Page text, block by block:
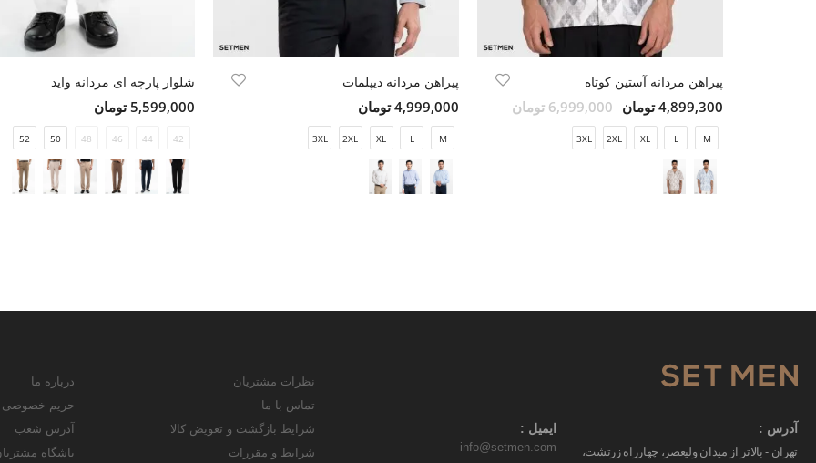
پیراهن مردانه آستین کوتاه
4,899,300 تومان 6,999,000 تومان
M
L
XL
2XL
3XL
پیراهن مردانه دیپلمات
4,999,000 تومان
M
L
XL
2XL
3XL
شلوار پارچه ای مردانه واید
5,599,000 تومان
42
44
46
48
50
52
آدرس :
تهران - بالاتر از میدان ولیعصر، چهارراه زرتشت،
ایمیل :
info@setmen.com
نظرات مشتریان
تماس با ما
شرایط بازگشت و تعویض کالا
شرایط و مقررات
درباره ما
حریم خصوصی
آدرس شعب
باشگاه